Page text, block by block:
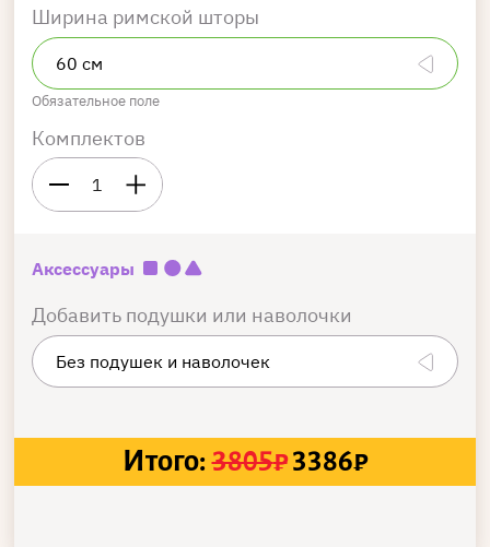
Ширина римской шторы
Обязательное поле
Комплектов
1
Аксессуары
Добавить подушки или наволочки
Итого: 3805₽3386₽